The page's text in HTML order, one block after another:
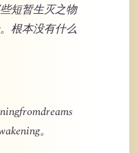
短暂生灭之物
根本没有什么
。